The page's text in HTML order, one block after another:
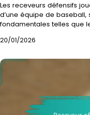
Les receveurs défensifs
d’une équipe de baseball,
fondamentales telles que
20/01/2026